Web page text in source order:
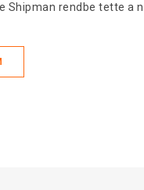
Shipman rendbe tette a